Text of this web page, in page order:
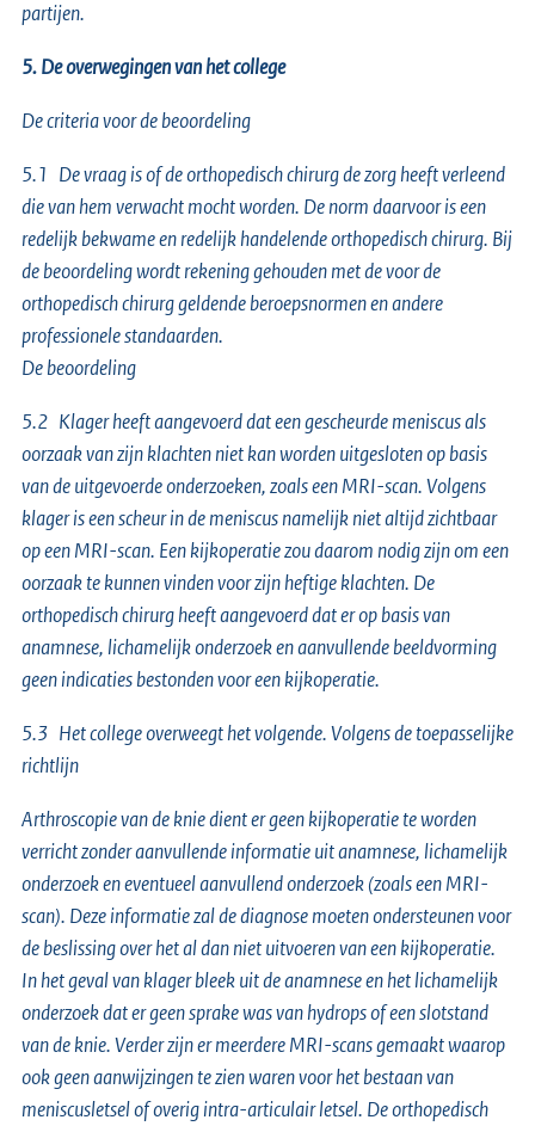
partijen.
5. De overwegingen van het college
De criteria voor de beoordeling
5.1 De vraag is of de orthopedisch chirurg de zorg heeft verleend
die van hem verwacht mocht worden. De norm daarvoor is een
redelijk bekwame en redelijk handelende orthopedisch chirurg. Bij
de beoordeling wordt rekening gehouden met de voor de
orthopedisch chirurg geldende beroepsnormen en andere
professionele standaarden.
De beoordeling
5.2 Klager heeft aangevoerd dat een gescheurde meniscus als
oorzaak van zijn klachten niet kan worden uitgesloten op basis
van de uitgevoerde onderzoeken, zoals een MRI-scan. Volgens
klager is een scheur in de meniscus namelijk niet altijd zichtbaar
op een MRI-scan. Een kijkoperatie zou daarom nodig zijn om een
oorzaak te kunnen vinden voor zijn heftige klachten. De
orthopedisch chirurg heeft aangevoerd dat er op basis van
anamnese, lichamelijk onderzoek en aanvullende beeldvorming
geen indicaties bestonden voor een kijkoperatie.
5.3 Het college overweegt het volgende. Volgens de toepasselijke
richtlijn
Arthroscopie van de knie dient er geen kijkoperatie te worden
verricht zonder aanvullende informatie uit anamnese, lichamelijk
onderzoek en eventueel aanvullend onderzoek (zoals een MRI-
scan). Deze informatie zal de diagnose moeten ondersteunen voor
de beslissing over het al dan niet uitvoeren van een kijkoperatie.
In het geval van klager bleek uit de anamnese en het lichamelijk
onderzoek dat er geen sprake was van hydrops of een slotstand
van de knie. Verder zijn er meerdere MRI-scans gemaakt waarop
ook geen aanwijzingen te zien waren voor het bestaan van
meniscusletsel of overig intra-articulair letsel. De orthopedisch